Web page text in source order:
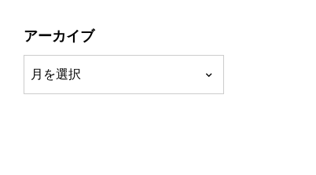
アーカイブ